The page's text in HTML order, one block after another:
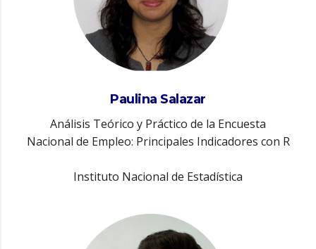
Paulina Salazar
Análisis Teórico y Práctico de la Encuesta
Nacional de Empleo: Principales Indicadores con R
Instituto Nacional de Estadística